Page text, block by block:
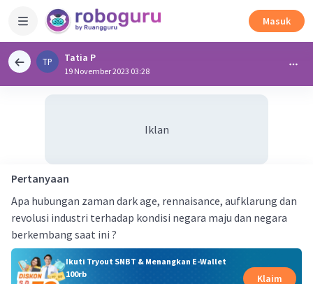
Masuk
TP Tatia P
19 November 2023 03:28
Iklan
Pertanyaan
Apa hubungan zaman dark age, rennaisance, aufklarung dan
revolusi industri terhadap kondisi negara maju dan negara
berkembang saat ini ?
Ikuti Tryout SNBT & Menangkan E-Wallet
100rb
Klaim